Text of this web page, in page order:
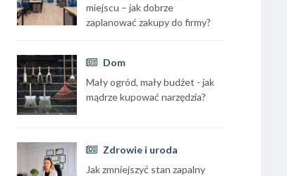
miejscu – jak dobrze
zaplanować zakupy do firmy?
Dom
Mały ogród, mały budżet - jak
mądrze kupować narzędzia?
Zdrowie i uroda
Jak zmniejszyć stan zapalny